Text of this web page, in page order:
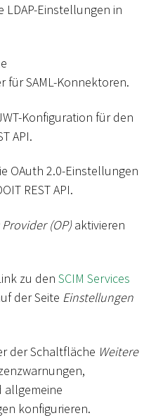
LDAP-Einstellungen in
für SAML-Konnektoren.
Konfiguration für den
API.
OAuth 2.0-Einstellungen
REST API.
(OP)aktivieren
zu den SCIM Services
der Seite Einstellungen
der Schaltfläche Weitere
allgemeine
konfigurieren.